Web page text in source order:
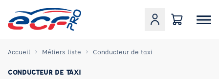
Accueil Métiers liste Conducteur de taxi
CONDUCTEUR DE TAXI